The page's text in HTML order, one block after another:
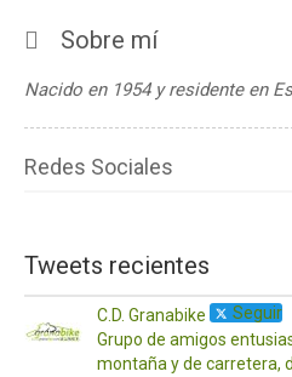
Sobre mí
Nacido en 1954 y residente en
Redes Sociales
Tweets recientes
C.D. Granabike
Seguir
Grupo de amigos
montaña y de carretera,